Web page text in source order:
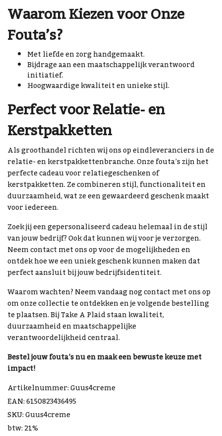
Waarom Kiezen voor Onze
Fouta’s?
Met liefde en zorg handgemaakt.
Bijdrage aan een maatschappelijk verantwoord
initiatief.
Hoogwaardige kwaliteit en unieke stijl.
Perfect voor Relatie- en
Kerstpakketten
Als groothandel richten wij ons op eindleveranciers in de
relatie- en kerstpakkettenbranche. Onze fouta’s zijn het
perfecte cadeau voor relatiegeschenken of
kerstpakketten. Ze combineren stijl, functionaliteit en
duurzaamheid, wat ze een gewaardeerd geschenk maakt
voor iedereen.
Zoek jij een gepersonaliseerd cadeau helemaal in de stijl
van jouw bedrijf? Ook dat kunnen wij voor je verzorgen.
Neem contact met ons op voor de mogelijkheden en
ontdek hoe we een uniek geschenk kunnen maken dat
perfect aansluit bij jouw bedrijfsidentiteit.
Waarom wachten? Neem vandaag nog contact met ons op
om onze collectie te ontdekken en je volgende bestelling
te plaatsen. Bij Take A Plaid staan kwaliteit,
duurzaamheid en maatschappelijke
verantwoordelijkheid centraal.
Bestel jouw fouta’s nu en maak een bewuste keuze met
impact!
Artikelnummer: Guus4creme
EAN: 6150823436495
SKU: Guus4creme
btw: 21%